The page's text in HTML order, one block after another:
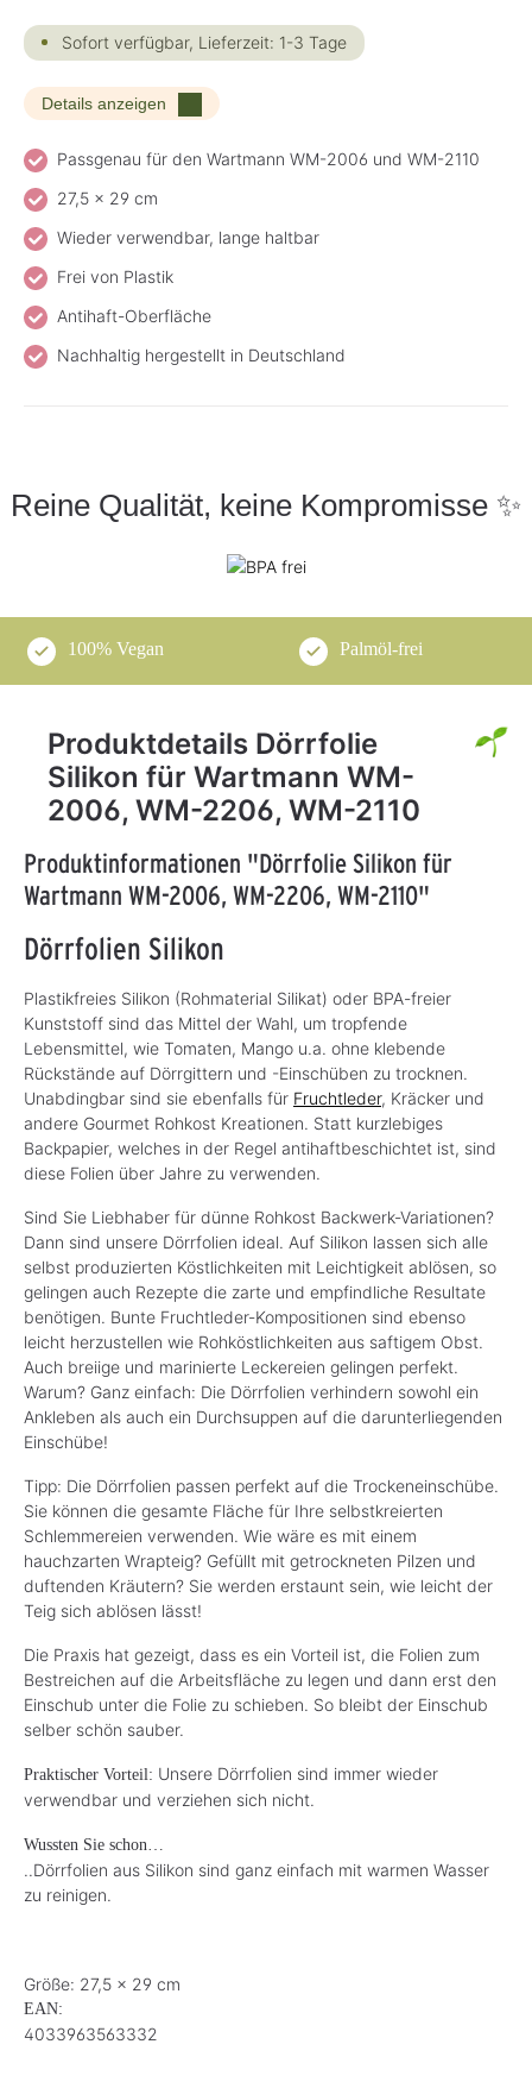
Sofort verfügbar, Lieferzeit: 1-3 Tage
Details anzeigen
Passgenau für den Wartmann WM-2006 und WM-2110
27,5 x 29 cm
Wieder verwendbar, lange haltbar
Frei von Plastik
Antihaft-Oberfläche
Nachhaltig hergestellt in Deutschland
Reine Qualität, keine Kompromisse ✨
100% Vegan Palmöl-frei
Produktdetails Dörrfolie
Silikon für Wartmann WM-
2006, WM-2206, WM-2110
Produktinformationen "Dörrfolie Silikon für
Wartmann WM-2006, WM-2206, WM-2110"
Dörrfolien Silikon
Plastikfreies Silikon (Rohmaterial Silikat) oder BPA-freier
Kunststoff sind das Mittel der Wahl, um tropfende
Lebensmittel, wie Tomaten, Mango u.a. ohne klebende
Rückstände auf Dörrgittern und -Einschüben zu trocknen.
Unabdingbar sind sie ebenfalls für Fruchtleder, Kräcker und
andere Gourmet Rohkost Kreationen. Statt kurzlebiges
Backpapier, welches in der Regel antihaftbeschichtet ist, sind
diese Folien über Jahre zu verwenden.
Sind Sie Liebhaber für dünne Rohkost Backwerk-Variationen?
Dann sind unsere Dörrfolien ideal. Auf Silikon lassen sich alle
selbst produzierten Köstlichkeiten mit Leichtigkeit ablösen, so
gelingen auch Rezepte die zarte und empfindliche Resultate
benötigen. Bunte Fruchtleder-Kompositionen sind ebenso
leicht herzustellen wie Rohköstlichkeiten aus saftigem Obst.
Auch breiige und marinierte Leckereien gelingen perfekt.
Warum? Ganz einfach: Die Dörrfolien verhindern sowohl ein
Ankleben als auch ein Durchsuppen auf die darunterliegenden
Einschübe!
Tipp: Die Dörrfolien passen perfekt auf die Trockeneinschübe.
Sie können die gesamte Fläche für Ihre selbstkreierten
Schlemmereien verwenden. Wie wäre es mit einem
hauchzarten Wrapteig? Gefüllt mit getrockneten Pilzen und
duftenden Kräutern? Sie werden erstaunt sein, wie leicht der
Teig sich ablösen lässt!
Die Praxis hat gezeigt, dass es ein Vorteil ist, die Folien zum
Bestreichen auf die Arbeitsfläche zu legen und dann erst den
Einschub unter die Folie zu schieben. So bleibt der Einschub
selber schön sauber.
Praktischer Vorteil: Unsere Dörrfolien sind immer wieder
verwendbar und verziehen sich nicht.
Wussten Sie schon…
..Dörrfolien aus Silikon sind ganz einfach mit warmen Wasser
zu reinigen.
Größe: 27,5 x 29 cm
EAN:
4033963563332